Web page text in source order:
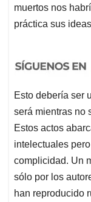
muertos nos
práctica sus
Esto debería ser
será mientras no
Estos actos
intelectuales
complicidad. Un
sólo por los
han reproducido